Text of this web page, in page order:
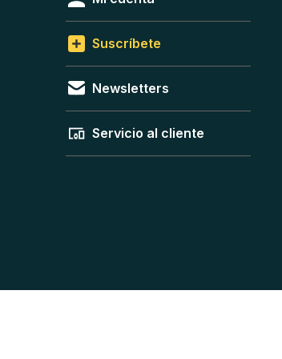
Suscríbete
Newsletters
Servicio al cliente